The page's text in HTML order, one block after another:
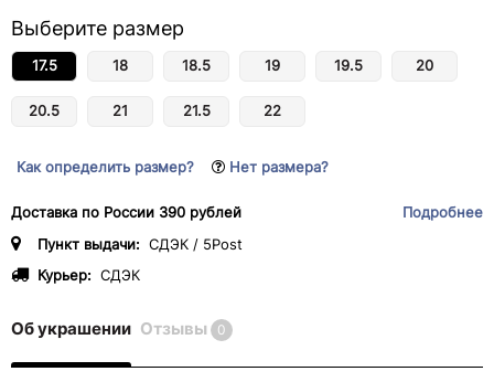
Выберите размер
17.5 18 18.5 19 19.5 20
20.5 21 21.5 22
Как определить размер? Нет размера?
Доставка по России 390 рублей
Подробнее
Пункт выдачи: СДЭК / 5Post
Курьер: СДЭК
Об украшении Отзывы 0